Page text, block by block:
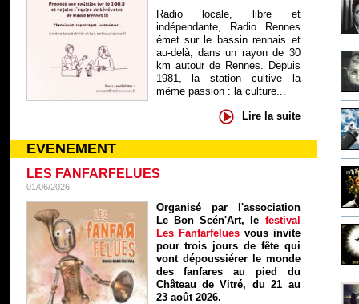
Radio locale, libre et
indépendante, Radio Rennes
émet sur le bassin rennais et
au-delà, dans un rayon de 30
km autour de Rennes. Depuis
1981, la station cultive la
même passion : la culture...
Lire la suite
EVENEMENT
LES FANFARFELUES
01/06/2026
Organisé par l'association
Le Bon Scén'Art, le festival
Les Fanfarfelues vous invite
pour trois jours de fête qui
vont dépoussiérer le monde
des fanfares au pied du
Château de Vitré, du 21 au
23 août 2026.